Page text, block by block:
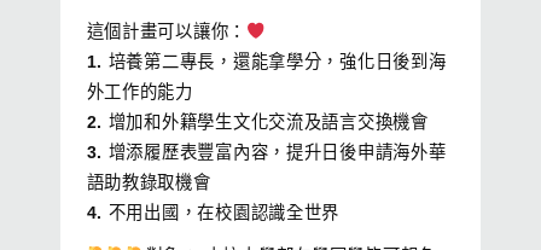
這個計畫可以讓你：
1. 培養第二專長，還能拿學分，強化日後到海
外工作的能力
2. 增加和外籍學生文化交流及語言交換機會
3. 增添履歷表豐富內容，提升日後申請海外華
語助教錄取機會
4. 不用出國，在校園認識全世界